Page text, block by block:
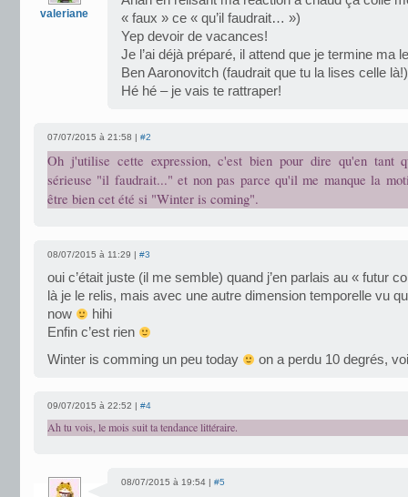
valeriane
« faux » ce « qu’il faudrait… »)
Yep devoir de vacances!
Je l’ai déjà préparé, il attend que je termine ma
Ben Aaronovitch (faudrait que tu la lises celle
Hé hé – je vais te rattraper!
07/07/2015 à 21:58 | #2
Oh j'utilise cette expression, c'est bien pour dire qu'en tant
sérieuse "il faudrait..." et non pas parce qu'il me manque la
être bien cet été si "Winter is coming".
08/07/2015 à 11:29 | #3
oui c’était juste (il me semble) quand j’en parlais au « futur
là je le relis, mais avec une autre dimension temporelle vu
now
hihi
Enfin c’est rien
Winter is comming un peu today
on a perdu 10 degrés,
09/07/2015 à 22:52 | #4
Ah tu vois, le mois suit ta tendance littéraire.
08/07/2015 à 19:54 | #5